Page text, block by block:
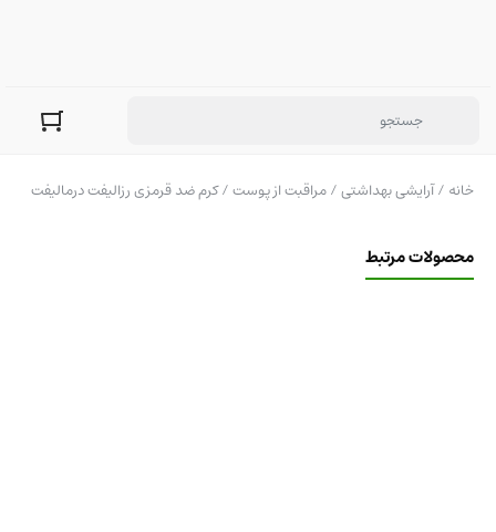
خانه /آرایشی بهداشتی/مراقبت از پوست/ کرم ضد قرمزی رزالیفت درمالیفت
محصولات مرتبط